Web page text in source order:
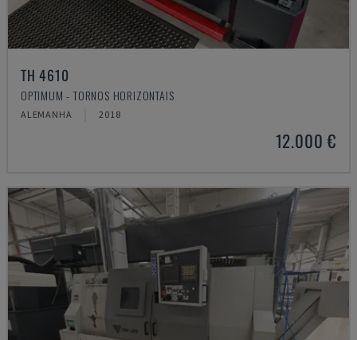
TH 4610
OPTIMUM - TORNOS HORIZONTAIS
ALEMANHA 2018
12.000 €